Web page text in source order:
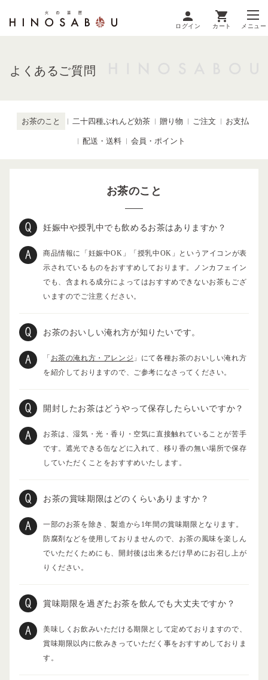
ログイン カート メニュー
よくあるご質問
お茶のこと 二十四種ぶれんど効茶 贈り物 ご注文 お支払
配送・送料 会員・ポイント
お茶のこと
妊娠中や授乳中でも飲めるお茶はありますか？
商品情報に「妊娠中OK」「授乳中OK」というアイコンが表
示されているものをおすすめしております。ノンカフェイン
でも、含まれる成分によってはおすすめできないお茶もござ
いますのでご注意ください。
お茶のおいしい淹れ方が知りたいです。
「 お茶の淹れ方・アレンジ 」にて各種お茶のおいしい淹れ方
を紹介しておりますので、ご参考になさってください。
開封したお茶はどうやって保存したらいいですか？
お茶は、湿気・光・香り・空気に直接触れていることが苦手
です。遮光できる缶などに入れて、移り香の無い場所で保存
していただくことをおすすめいたします。
お茶の賞味期限はどのくらいありますか？
一部のお茶を除き、製造から1年間の賞味期限となります。
防腐剤などを使用しておりませんので、お茶の風味を楽しん
でいただくためにも、開封後は出来るだけ早めにお召し上が
りください。
賞味期限を過ぎたお茶を飲んでも大丈夫ですか？
美味しくお飲みいただける期限として定めておりますので、
賞味期限以内に飲みきっていただく事をおすすめしておりま
す。